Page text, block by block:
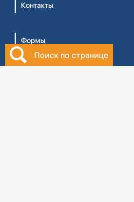
Поиск по странице
Контакты
Формы
Правовая база